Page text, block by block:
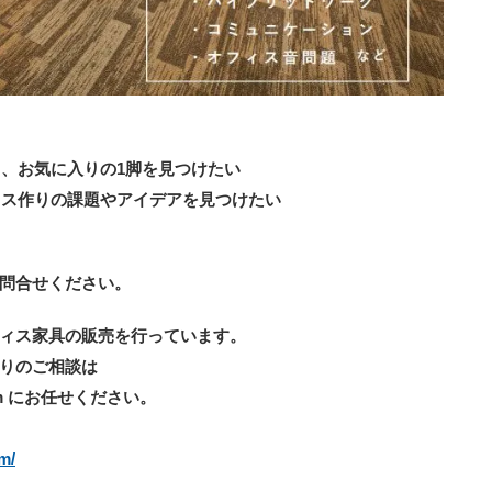
お気に入りの1脚を見つけたい
りの課題やアイデアを見つけたい
合せください。
ス家具の販売を行っています。
のご相談は
お任せください。